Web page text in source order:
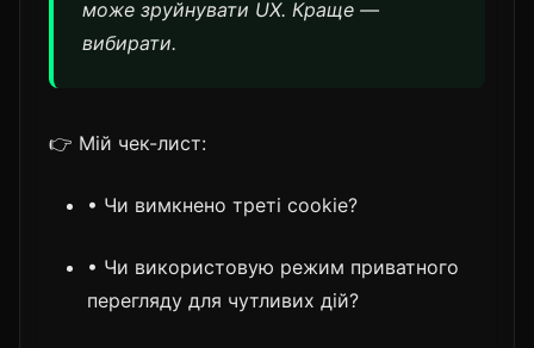
може зруйнувати UX. Краще —
вибирати.
👉 Мій чек-лист:
• Чи вимкнено треті cookie?
• Чи використовую режим приватного
перегляду для чутливих дій?